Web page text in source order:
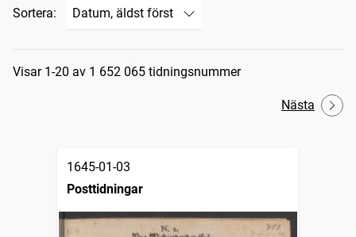
Sortera:
Sökresultat
Visar 1-20 av 1 652 065 tidningsnummer
Nästa
1645-01-03
Posttidningar